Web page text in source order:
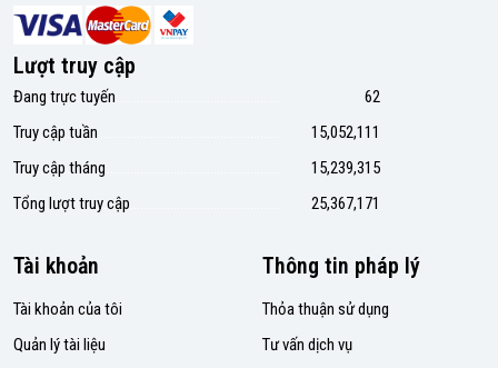
Lượt truy cập
Đang trực tuyến
62
Truy cập tuần
15,052,111
Truy cập tháng
15,239,315
Tổng lượt truy cập
25,367,171
Tài khoản
Tài khoản của tôi
Quản lý tài liệu
Thông tin pháp lý
Thỏa thuận sử dụng
Tư vấn dịch vụ